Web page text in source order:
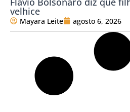
velhice
Mayara Leite agosto 6, 2026